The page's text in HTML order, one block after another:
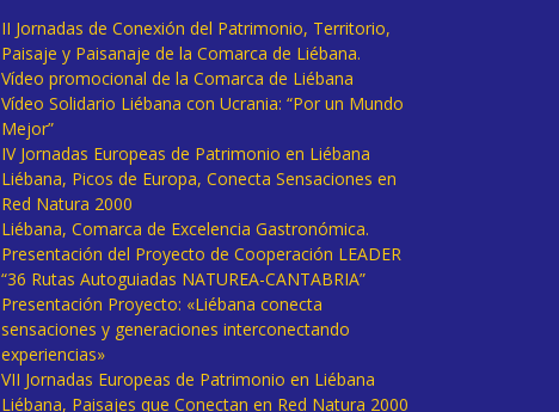
II Jornadas de Conexión del Patrimonio, Territorio,
Paisaje y Paisanaje de la Comarca de Liébana.
Vídeo promocional de la Comarca de Liébana
Vídeo Solidario Liébana con Ucrania: “Por un Mundo
Mejor”
IV Jornadas Europeas de Patrimonio en Liébana
Liébana, Picos de Europa, Conecta Sensaciones en
Red Natura 2000
Liébana, Comarca de Excelencia Gastronómica.
Presentación del Proyecto de Cooperación LEADER
“36 Rutas Autoguiadas NATUREA-CANTABRIA”
Presentación Proyecto: «Liébana conecta
sensaciones y generaciones interconectando
experiencias»
VII Jornadas Europeas de Patrimonio en Liébana
Liébana, Paisajes que Conectan en Red Natura 2000